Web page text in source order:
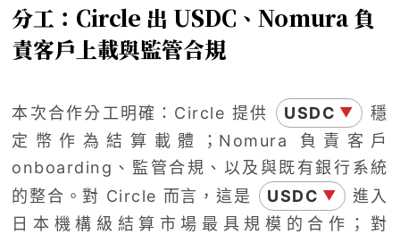
分工：Circle 出 USDC、Nomura 負
責客戶上載與監管合規
本次合作分工明確：Circle 提供 USDC ▼
穩
定幣作為結算載體；Nomura 負責客戶
onboarding、監管合規、以及與既有銀行系統
的整合。對 Circle 而言，這是
USDC ▼
進入
日本機構級結算市場最具規模的合作；對